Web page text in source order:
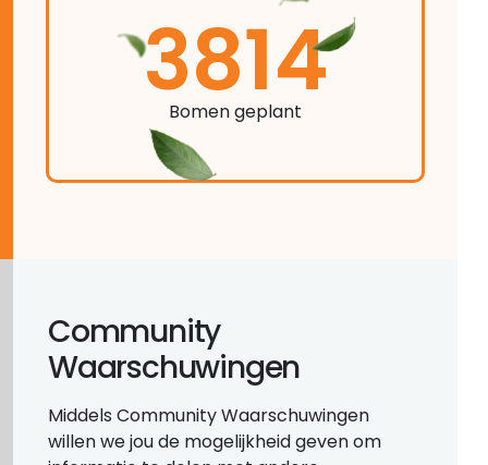
3814
Bomen geplant
Community
Waarschuwingen
Middels Community Waarschuwingen
willen we jou de mogelijkheid geven om